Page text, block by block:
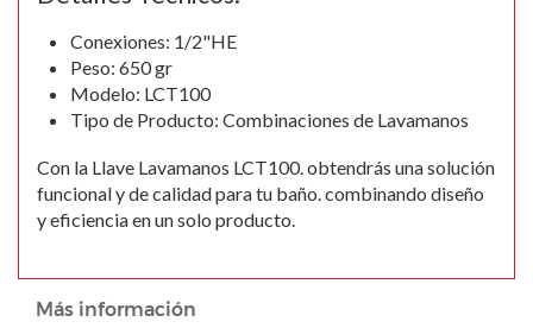
Conexiones: 1/2"HE
Peso: 650 gr
Modelo: LCT100
Tipo de Producto: Combinaciones de Lavamanos
Con la Llave Lavamanos LCT100. obtendrás una solución
funcional y de calidad para tu baño. combinando diseño
y eficiencia en un solo producto.
Más información